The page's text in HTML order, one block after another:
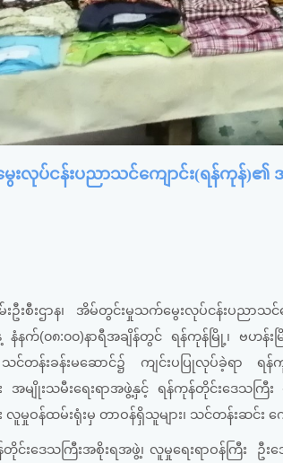
လုပ်ငန်းပညာသင်ကျောင်း(ရန်ကုန်)၏
ာန၊ အိမ်တွင်းမှုသက်မွေးလုပ်ငန်းပညာသင်က
နံနက်(၀၈:၀၀)နာရီအချိန်တွင် ရန်ကုန်မြို့၊ ဗဟ
င်တန်းခန်းမဆောင်၌ ကျင်းပပြုလုပ်ခဲ့ရာ ရန်
အမျိုးသမီးရေးရာအဖွဲ့နှင့် ရန်ကုန်တိုင်းဒေသကြီး
မှုဝန်ထမ်းရုံးမှ တာဝန်ရှိသူများ၊ သင်တန်းဆင်း က
ဒေသကြီးအစိုးရအဖွဲ့၊ လူမှုရေးရာဝန်ကြီး ဦးအ